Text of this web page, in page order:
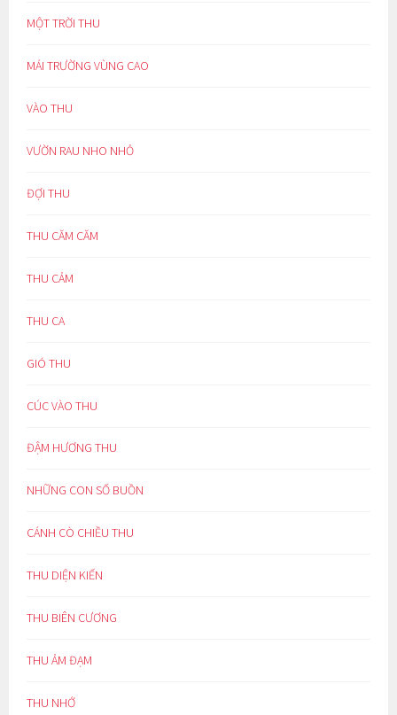
MỘT TRỜI THU
MÁI TRƯỜNG VÙNG CAO
VÀO THU
VƯỜN RAU NHO NHỎ
ĐỢI THU
THU CĂM CĂM
THU CẢM
THU CA
GIÓ THU
CÚC VÀO THU
ĐẬM HƯƠNG THU
NHỮNG CON SỐ BUỒN
CÁNH CÒ CHIỀU THU
THU DIỆN KIẾN
THU BIÊN CƯƠNG
THU ẢM ĐẠM
THU NHỚ